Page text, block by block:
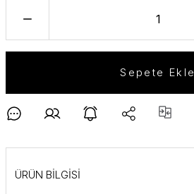
Sepete Ekle
ÜRÜN BİLGİSİ